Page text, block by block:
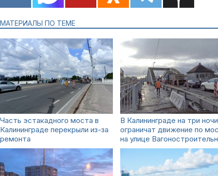
МАТЕРИАЛЫ ПО ТЕМЕ
Часть эстакадного моста в
Калининграде перекрыли из-за
ремонта
В Калининграде на три ночи
ограничат движение по
на улице